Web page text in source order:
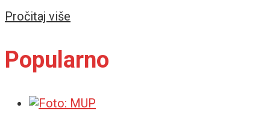
Pročitaj više
Popularno